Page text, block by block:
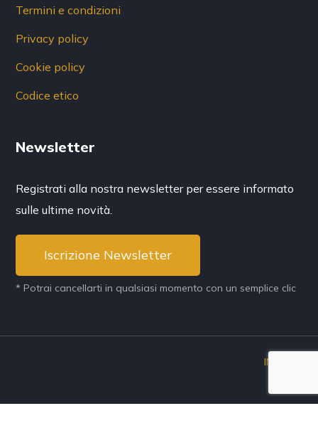
Termini e condizioni
Privacy policy
Cookie policy
Codice etico
Newsletter
Registrati alla nostra newsletter per essere informato
sulle ultime novità.
Iscrizione Newsletter
* Potrai cancellarti in qualsiasi momento con un semplice clic
INVENIA